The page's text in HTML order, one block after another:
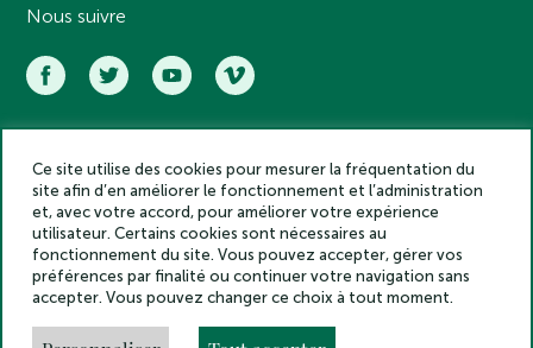
Nous suivre
Académie des inscriptions et belles lettres – Tous droits réservés
2025
Politique de confidentialité
Mentions légales
Crédits
Gestion des cookies
Made by
Ce site utilise des cookies pour mesurer la fréquentation du
site afin d’en améliorer le fonctionnement et l’administration
et, avec votre accord, pour améliorer votre expérience
utilisateur. Certains cookies sont nécessaires au
fonctionnement du site. Vous pouvez accepter, gérer vos
préférences par finalité ou continuer votre navigation sans
accepter. Vous pouvez changer ce choix à tout moment.